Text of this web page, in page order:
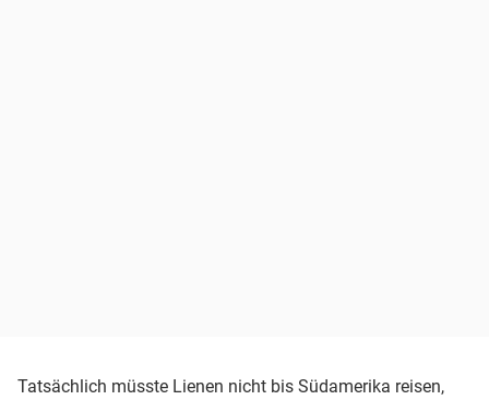
Tatsächlich müsste Lienen nicht bis Südamerika reisen,